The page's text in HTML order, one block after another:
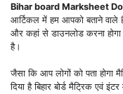
Bihar board Marksheet
आर्टिकल में हम आपको बताने वाले
और कहां से डाउनलोड करना
है।
जैसा कि आप लोगों को पता होगा
दिया है बिहार बोर्ड मैट्रिक एवं